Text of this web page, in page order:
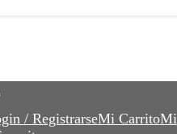
/ RegistrarseMi CarritoMi